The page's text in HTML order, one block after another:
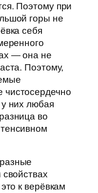
Поэтому при
горы не
себя
— она не
Поэтому,
них любая
во
к верёвкам